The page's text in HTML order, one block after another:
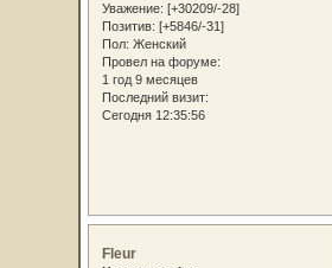
Уважение: [+30209/-28]
Позитив: [+5846/-31]
Пол: Женский
Провел на форуме:
1 год 9 месяцев
Последний визит:
Сегодня 12:35:56
Fleur